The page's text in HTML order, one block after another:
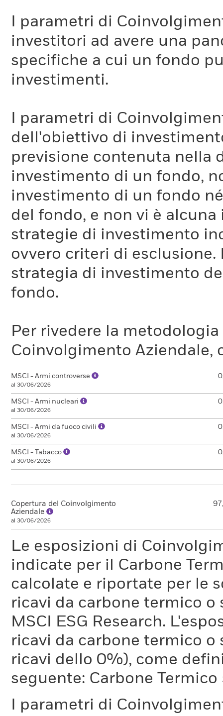
I parametri di
investitori ad avere una
specifiche a cui un fondo
investimenti.
I parametri di
dell'obiettivo di
previsione contenuta nella
investimento di un fondo,
investimento di un fondo
del fondo, e non vi è
strategie di investimento
ovvero criteri di
strategia di investimento
fondo.
Per rivedere la
Coinvolgimento Aziendale,
MSCI - Armi controverse
al 30/06/2026
MSCI - Armi nucleari
al 30/06/2026
MSCI - Armi da fuoco civili
al 30/06/2026
MSCI - Tabacco
al 30/06/2026
Copertura del Coinvolgimento
Aziendale
al 30/06/2026
Le esposizioni di
indicate per il Carbone
calcolate e riportate per le
ricavi da carbone termico
MSCI ESG Research.
ricavi da carbone termico
ricavi dello 0%), come
seguente: Carbone
I parametri di